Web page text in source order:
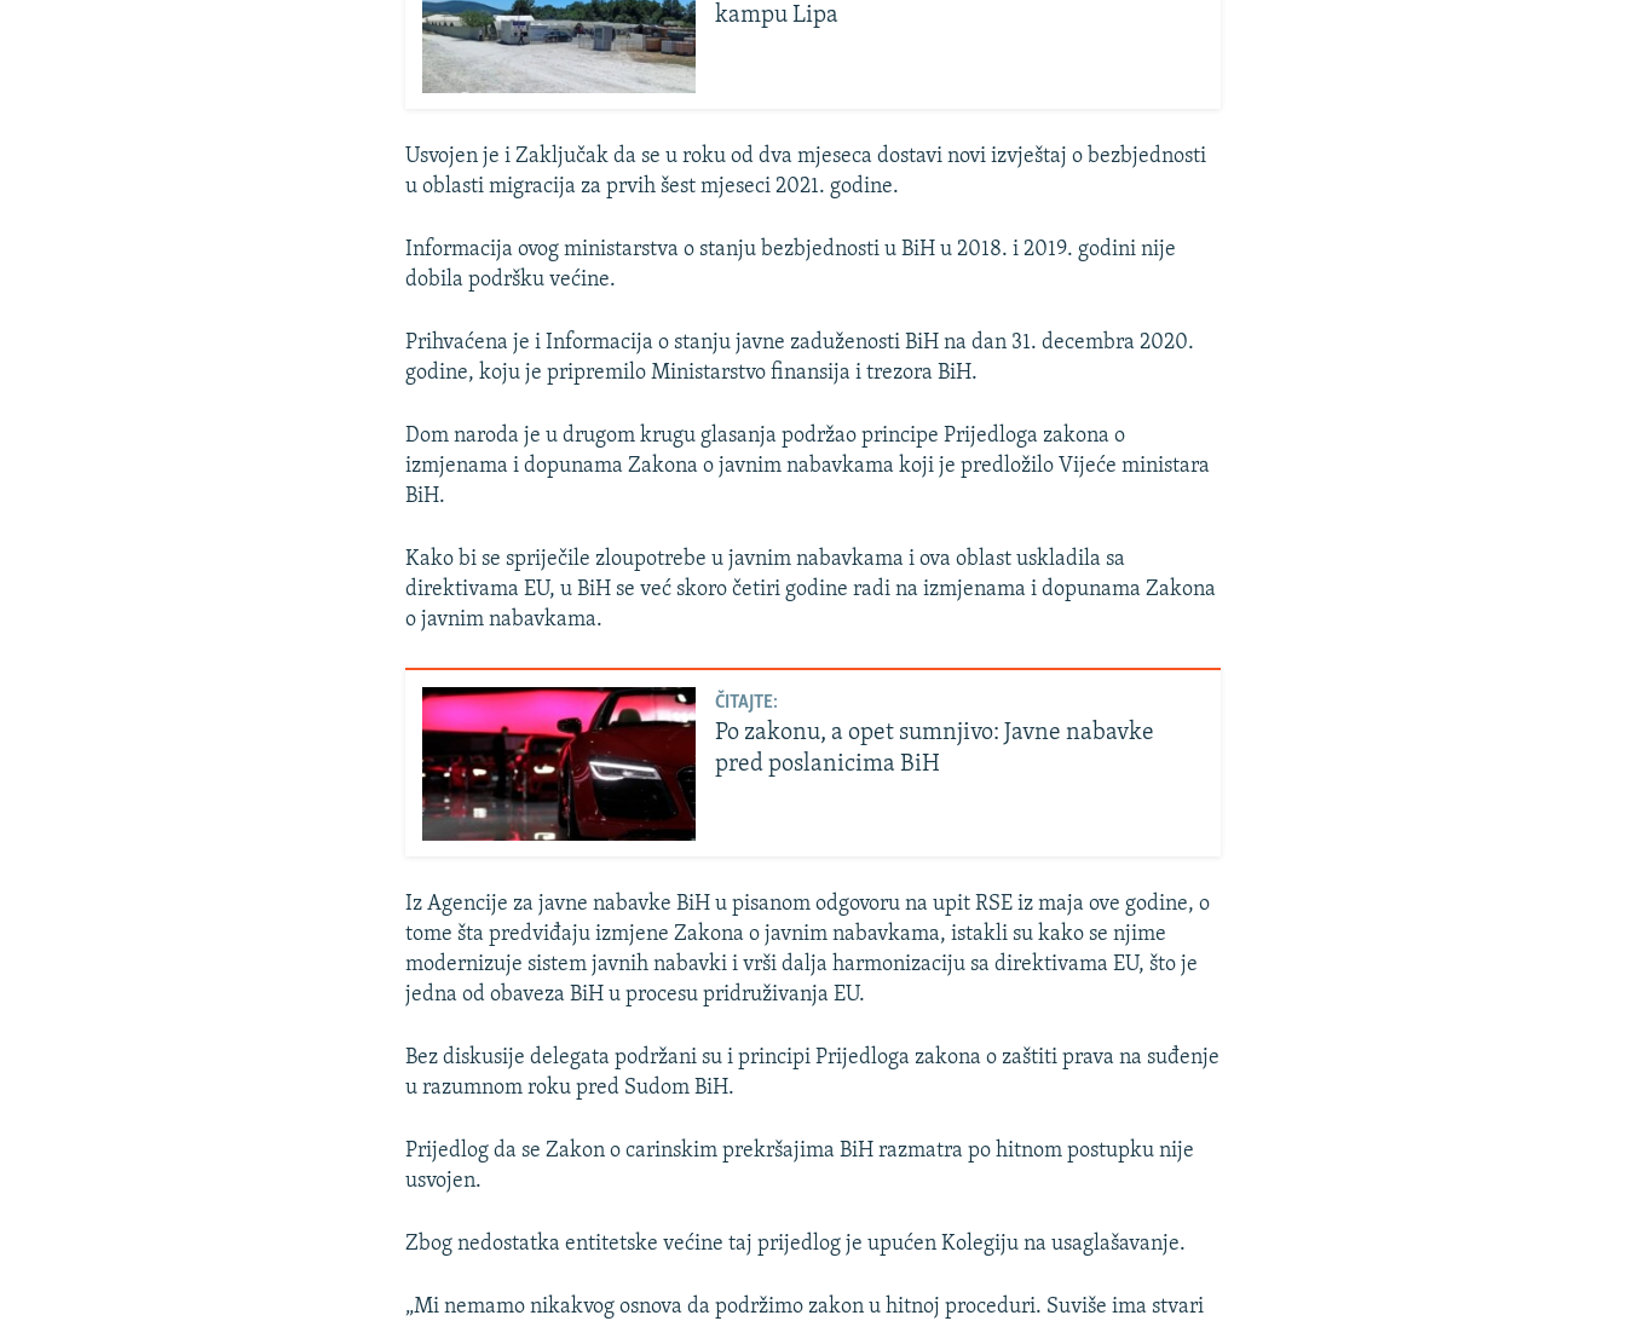
kampu Lipa
Usvojen je i Zaključak da se u roku od dva mjeseca dostavi novi izvještaj o bezbjednosti
u oblasti migracija za prvih šest mjeseci 2021. godine.
Informacija ovog ministarstva o stanju bezbjednosti u BiH u 2018. i 2019. godini nije
dobila podršku većine.
Prihvaćena je i Informacija o stanju javne zaduženosti BiH na dan 31. decembra 2020.
godine, koju je pripremilo Ministarstvo finansija i trezora BiH.
Dom naroda je u drugom krugu glasanja podržao principe Prijedloga zakona o
izmjenama i dopunama Zakona o javnim nabavkama koji je predložilo Vijeće ministara
BiH.
Kako bi se spriječile zloupotrebe u javnim nabavkama i ova oblast uskladila sa
direktivama EU, u BiH se već skoro četiri godine radi na izmjenama i dopunama Zakona
o javnim nabavkama.
ČITAJTE:
Po zakonu, a opet sumnjivo: Javne nabavke
pred poslanicima BiH
Iz Agencije za javne nabavke BiH u pisanom odgovoru na upit RSE iz maja ove godine, o
tome šta predviđaju izmjene Zakona o javnim nabavkama, istakli su kako se njime
modernizuje sistem javnih nabavki i vrši dalja harmonizaciju sa direktivama EU, što je
jedna od obaveza BiH u procesu pridruživanja EU.
Bez diskusije delegata podržani su i principi Prijedloga zakona o zaštiti prava na suđenje
u razumnom roku pred Sudom BiH.
Prijedlog da se Zakon o carinskim prekršajima BiH razmatra po hitnom postupku nije
usvojen.
Zbog nedostatka entitetske većine taj prijedlog je upućen Kolegiju na usaglašavanje.
„Mi nemamo nikakvog osnova da podržimo zakon u hitnoj proceduri. Suviše ima stvari